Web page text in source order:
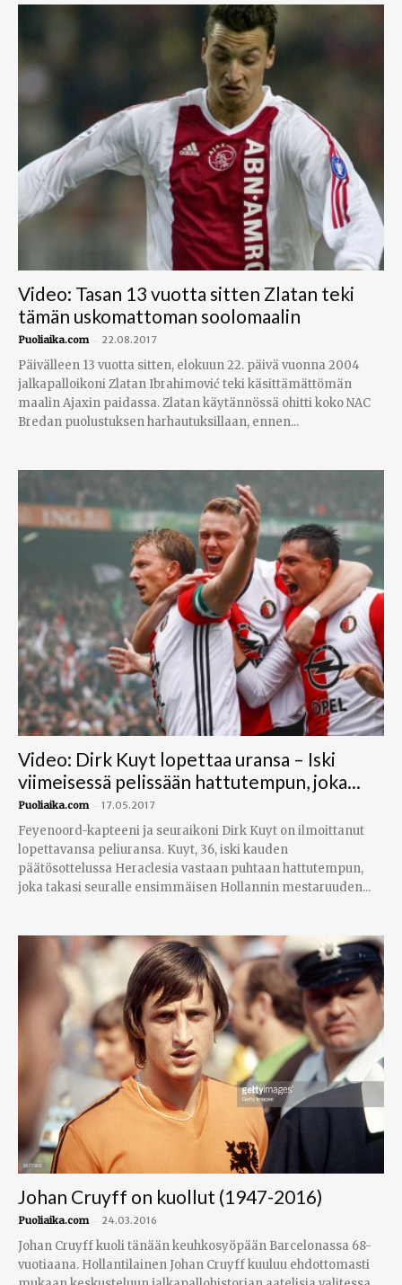
Video: Tasan 13 vuotta sitten Zlatan teki
tämän uskomattoman soolomaalin
Puoliaika.com - 22.08.2017
Päivälleen 13 vuotta sitten, elokuun 22. päivä vuonna 2004
jalkapalloikoni Zlatan Ibrahimović teki käsittämättömän
maalin Ajaxin paidassa. Zlatan käytännössä ohitti koko NAC
Bredan puolustuksen harhautuksillaan, ennen...
Video: Dirk Kuyt lopettaa uransa – Iski
viimeisessä pelissään hattutempun, joka...
Puoliaika.com - 17.05.2017
Feyenoord-kapteeni ja seuraikoni Dirk Kuyt on ilmoittanut
lopettavansa peliuransa. Kuyt, 36, iski kauden
päätösottelussa Heraclesia vastaan puhtaan hattutempun,
joka takasi seuralle ensimmäisen Hollannin mestaruuden...
Johan Cruyff on kuollut (1947-2016)
Puoliaika.com - 24.03.2016
Johan Cruyff kuoli tänään keuhkosyöpään Barcelonassa 68-
vuotiaana. Hollantilainen Johan Cruyff kuuluu ehdottomasti